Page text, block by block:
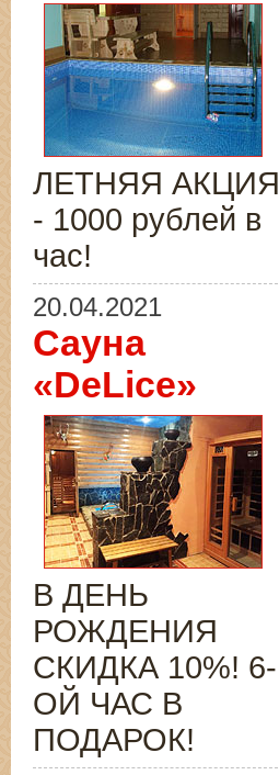
ЛЕТНЯЯ АКЦИЯ
- 1000 рублей в
час!
20.04.2021
Сауна
«DeLice»
В ДЕНЬ
РОЖДЕНИЯ
СКИДКА 10%! 6-
ОЙ ЧАС В
ПОДАРОК!